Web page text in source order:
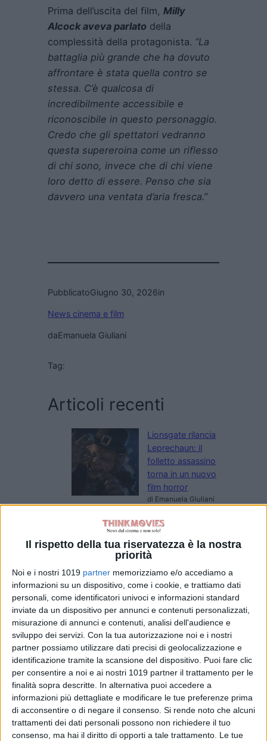
Il rispetto della tua riservatezza è la nostra
priorità
Noi e i nostri 1019 partner memorizziamo e/o accediamo a
informazioni su un dispositivo, come i cookie, e trattiamo dati
personali, come identificatori univoci e informazioni standard
inviate da un dispositivo per annunci e contenuti personalizzati,
misurazione di annunci e contenuti, analisi dell'audience e
sviluppo dei servizi. Con la tua autorizzazione noi e i nostri
partner possiamo utilizzare dati precisi di geolocalizzazione e
identificazione tramite la scansione del dispositivo. Puoi fare clic
per consentire a noi e ai nostri 1019 partner il trattamento per le
finalità sopra descritte. In alternativa puoi accedere a
informazioni più dettagliate e modificare le tue preferenze prima
di acconsentire o di negare il consenso. Si rende noto che alcuni
trattamenti dei dati personali possono non richiedere il tuo
consenso, ma hai il diritto di opporti a tale trattamento. Le tue
Prima dell’uscita del film, Milly
Alcock aveva parlato della
complessità della protagonista. “La
battaglia più grande che ha dovuto
affrontare è stata quella contro se
stessa. C’è qualcosa di
incredibilmente accessibile e
riconoscibile in questo personaggio.
Credo che gli spettatori vedranno
questa supereroina come un riflesso
di chi sono, invece che di chi viene
loro detto di essere. Penso che sia
davvero una ventata d’aria fresca.”
PubblicatoGiugno 30, 2026in
News cinema e film
daEmanuela Giuliani
Tag:
Articoli recenti
Lionsgate rilancia
Leprechaun: il
folletto assassino
torna in un nuovo
film horror
di Emanuela Giuliani
la Toyota Supra
“Non l’ho
di Emanuela Giuliani
Wonka 2, nessun
rinvio: la Warner
Bros. fa chiarezza
sul sequel con
Timothée
Chalamet
di Emanuela Giuliani
Venezia 83: a
Luca Guadagnino
il Cartier Glory to
the Filmmaker
2026